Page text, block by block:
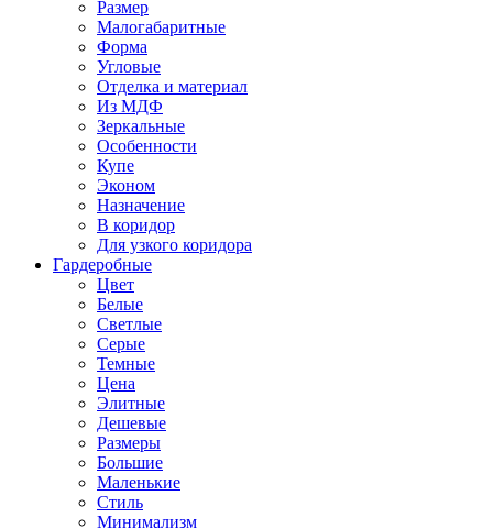
Размер
Малогабаритные
Форма
Угловые
Отделка и материал
Из МДФ
Зеркальные
Особенности
Купе
Эконом
Назначение
В коридор
Для узкого коридора
Гардеробные
Цвет
Белые
Светлые
Серые
Темные
Цена
Элитные
Дешевые
Размеры
Большие
Маленькие
Стиль
Минимализм